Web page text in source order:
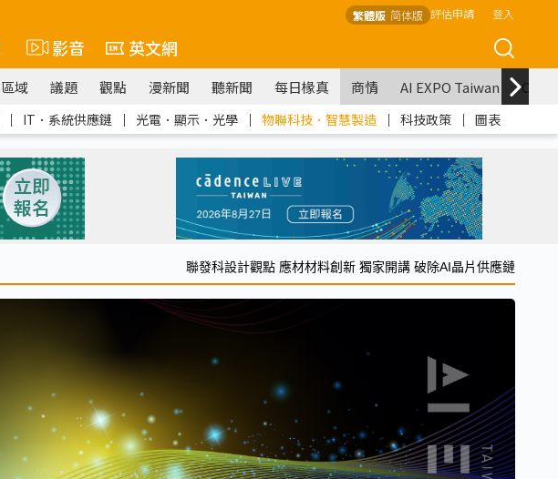
繁體版 简体版 評估申請 登入
影音 英文網
區域 議題 觀點 漫新聞 聽新聞 每日椽真 商情 AI EXPO Taiwan
｜ IT．系統供應鏈 ｜ 光電．顯示．光學 ｜ 物聯科技．智慧製造 ｜ 科技政策 ｜ 圖表
聯發科設計觀點 應材材料創新 獨家開講 破除AI晶片供應鏈